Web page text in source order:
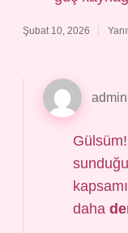
Şubat 10, 2026
admin
daha